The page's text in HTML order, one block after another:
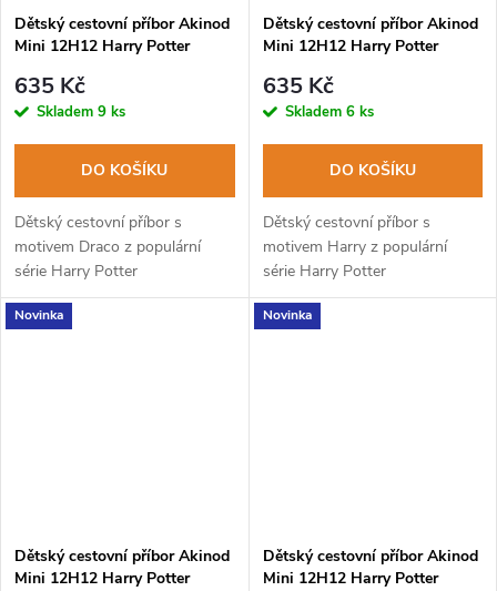
Dětský cestovní příbor Akinod
Mini 12H12 Harry Potter
635 Kč
Skladem 9 ks
DO KOŠÍKU
Dětský cestovní příbor s
motivem Draco z populární
série Harry Potter
Dětský cestovní příbor Akinod
Mini 12H12 Harry Potter
635 Kč
Skladem 6 ks
DO KOŠÍKU
Dětský cestovní příbor s
motivem Harry z populární
série Harry Potter
Novinka
Dětský cestovní příbor Akinod
Mini 12H12 Harry Potter
Novinka
Dětský cestovní příbor Akinod
Mini 12H12 Harry Potter